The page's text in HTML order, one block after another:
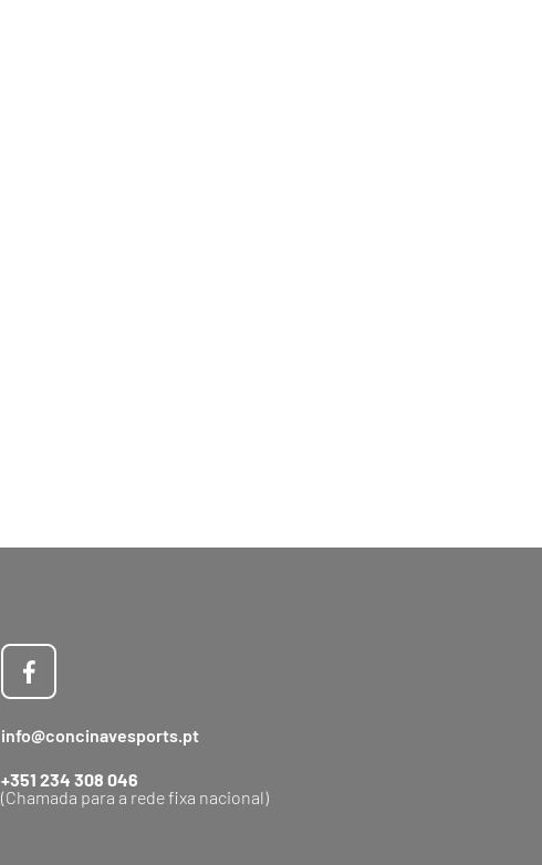
info@concinavesports.pt
+351 234 308 046
(Chamada para a rede fixa nacional)